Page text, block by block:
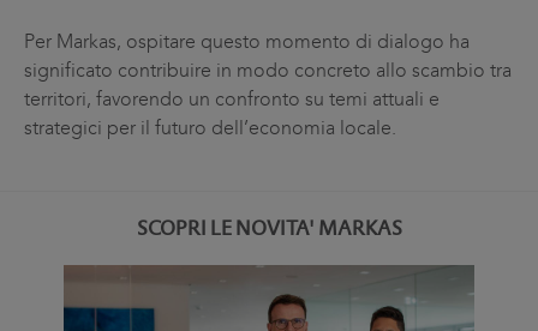
Per Markas, ospitare questo momento di dialogo ha
significato contribuire in modo concreto allo scambio tra
territori, favorendo un confronto su temi attuali e
strategici per il futuro dell’economia locale.
SCOPRI LE NOVITA' MARKAS